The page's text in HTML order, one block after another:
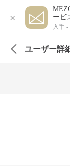
×
ービ
入手 -
ユーザー詳